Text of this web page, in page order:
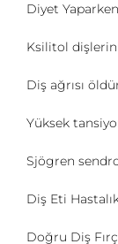
Diyet
Ksilitol
Diş ağrısı
Yüksek
Sjögren
Diş Eti
Doğru Diş